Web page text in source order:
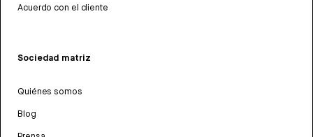
Acuerdo con el cliente
Sociedad matriz
Quiénes somos
Blog